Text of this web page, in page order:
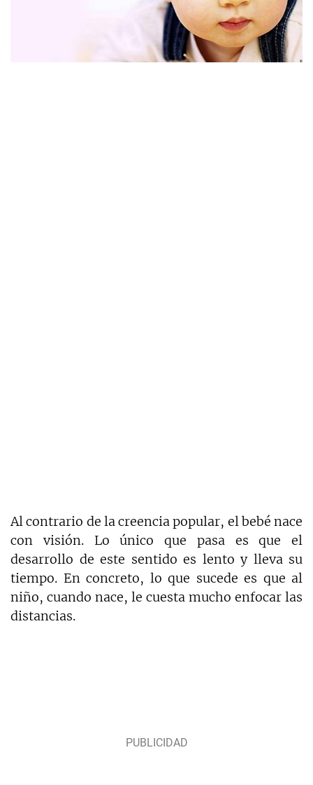
Al contrario de la creencia popular, el bebé nace
con visión. Lo único que pasa es que el
desarrollo de este sentido es lento y lleva su
tiempo. En concreto, lo que sucede es que al
niño, cuando nace, le cuesta mucho enfocar las
distancias.